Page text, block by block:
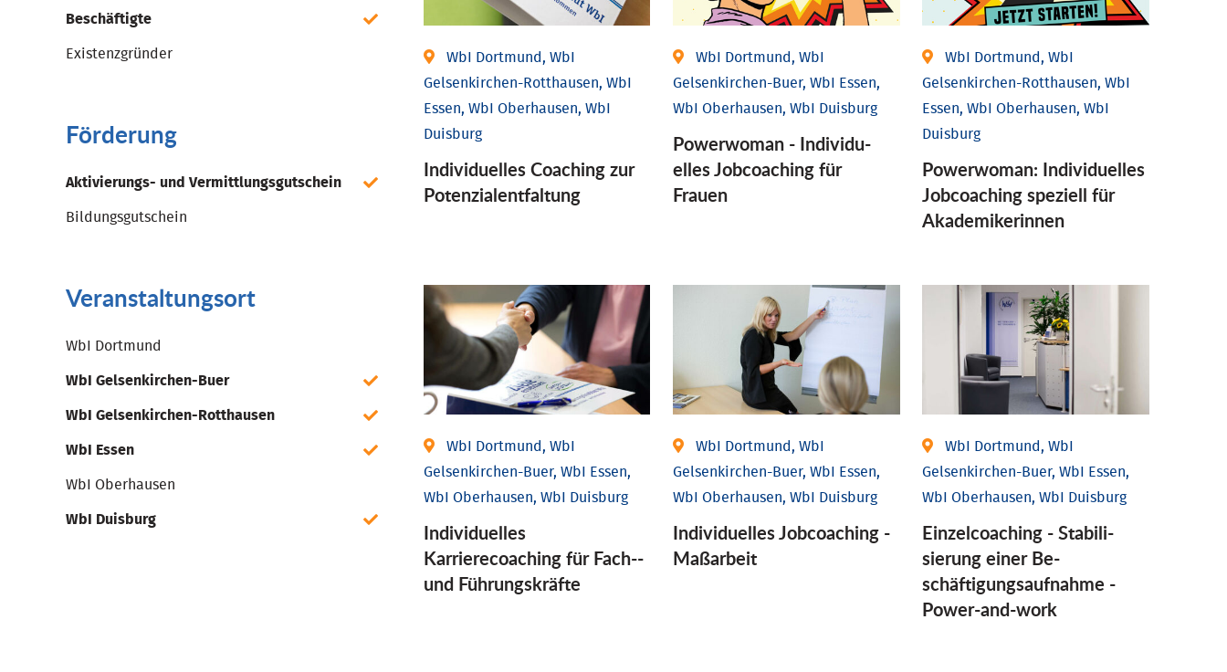
Beschäftigte
Existenzgründer
Förderung
Aktivierungs- und Vermittlungsgutschein
Bildungsgutschein
Veranstaltungsort
WbI Dortmund
WbI Gelsenkirchen-Buer
WbI Gelsenkirchen-Rotthausen
WbI Essen
WbI Oberhausen
WbI Duisburg
WbI Dortmund, WbI
Gelsenkirchen-Rotthausen, WbI
Essen, WbI Oberhausen, WbI
Duisburg
Individuelles Coaching zur
Potenzialentfaltung
WbI Dortmund, WbI
Gelsenkirchen-Buer, WbI Essen,
WbI Oberhausen, WbI Duisburg
Powerwoman - Individu­
elles Job­coaching für
Frauen
WbI Dortmund, WbI
Gelsenkirchen-Rotthausen, WbI
Essen, WbI Oberhausen, WbI
Duisburg
Powerwoman: Individu­elles
Job­coaching speziell für
Aka­demiker­innen
WbI Dortmund, WbI
Gelsenkirchen-Buer, WbI Essen,
WbI Oberhausen, WbI Duisburg
Individu­elles
Karrierecoaching für Fach-­
und Führungs­kräfte
WbI Dortmund, WbI
Gelsenkirchen-Buer, WbI Essen,
WbI Oberhausen, WbI Duisburg
Individu­elles Job­coaching -
Maßarbeit
WbI Dortmund, WbI
Gelsenkirchen-Buer, WbI Essen,
WbI Oberhausen, WbI Duisburg
Einzel­coaching - Stabili­
sierung einer Be­
schäftigungs­aufnahme -
Power-and-work